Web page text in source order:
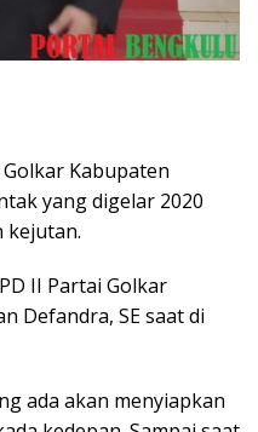
Kabupaten
yang digelar 2020
kejutan.
II Partai Golkar
Defandra, SE saat di
ada akan menyiapkan